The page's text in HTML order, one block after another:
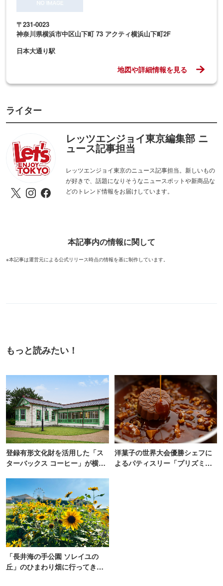
〒231-0023
神奈川県横浜市中区山下町 73 アクティ横浜山下町2F
日本大通り駅
地図や詳細情報を見る
ライター
レッツエンジョイ東京編集部 ニ
ュース記事担当
レッツエンジョイ東京のニュース記事担当。新しいもの
が好きで、話題になりそうなニュースポットや新商品な
どのトレンド情報をお届けしています。
本記事内の情報に関して
※本記事は運営元による公式リリース時点の情報を基に制作しています。
もっと読みたい！
登録有形文化財を活用した「ス
ターバックス コーヒー」が横
洋菓子の世界大会優勝シェフに
よるパティスリー「プリズミッ
「長井海の手公園 ソレイユの
丘」のひまわり畑に行ってき